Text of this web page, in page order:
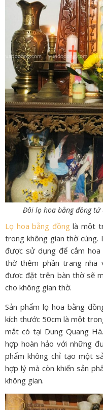
Đôi lọ hoa bằng đồng tứ
Lọ hoa bằng đồnglà một
trong không gian thờ
được sử dụng để cắm
thờ thêm phần trang nhã
được đặt trên bàn thờ sẽ
cho không gian thờ.
Sản phẩm lọ hoa bằng
kích thước 50cm là một
mắt có tại Dung Quang
hợp hoàn hảo với những
phẩm không chỉ tạo một
hợp lý mà còn khiến sản
không gian.